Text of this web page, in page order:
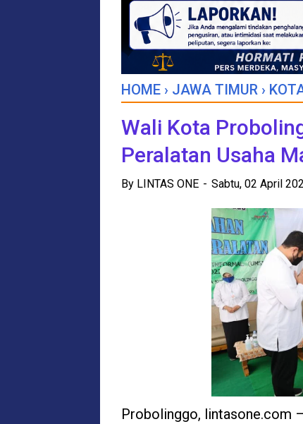
HOME › JAWA TIMUR ›
Wali Kota
Peralatan Usaha
By LINTAS ONE Sabtu, 02 April
Probolinggo, lintasone.com